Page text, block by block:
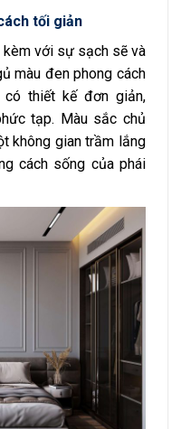
tối giản
với sự sạch sẽ và
màu đen phong cách
thiết kế đơn giản,
tạp. Màu sắc chủ
không gian trầm lắng
cách sống của phái